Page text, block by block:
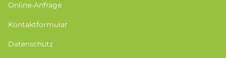
Online-Anfrage
Kontaktformular
Datenschutz